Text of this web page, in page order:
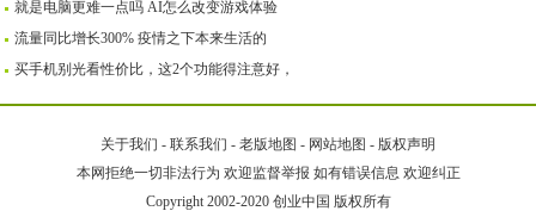
就是电脑更难一点吗 AI怎么改变游戏体验
流量同比增长300% 疫情之下本来生活的
买手机别光看性价比，这2个功能得注意好，
关于我们 - 联系我们 - 老版地图 - 网站地图 - 版权声明
本网拒绝一切非法行为 欢迎监督举报 如有错误信息 欢迎纠正
Copyright 2002-2020 创业中国 版权所有